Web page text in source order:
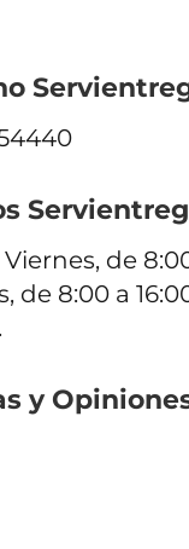
de
de 8:00 a
y